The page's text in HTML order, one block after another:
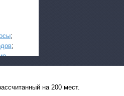
;
;
.
на 200 мест.